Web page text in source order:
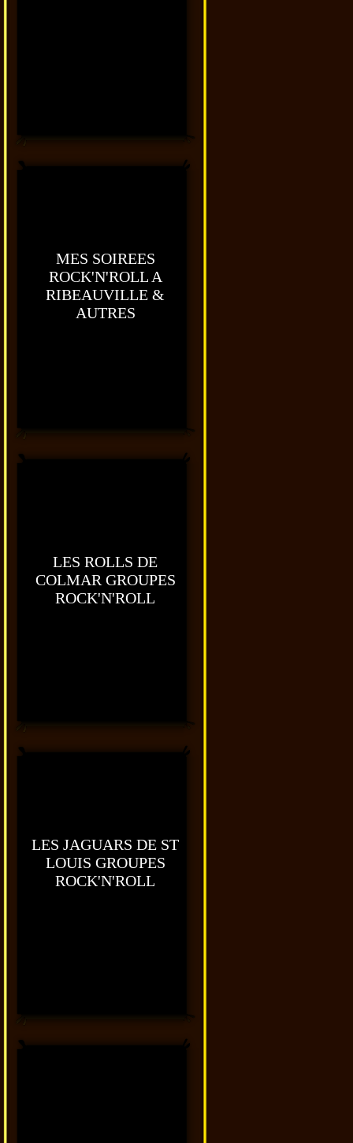
MES SOIREES
ROCK'N'ROLL A
RIBEAUVILLE &
AUTRES
LES ROLLS DE
COLMAR GROUPES
ROCK'N'ROLL
LES JAGUARS DE ST
LOUIS GROUPES
ROCK'N'ROLL